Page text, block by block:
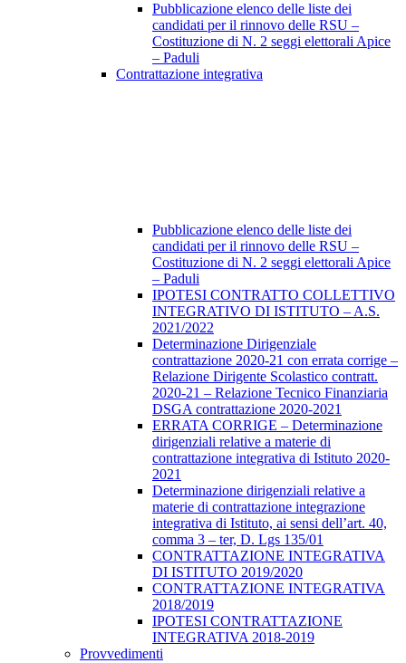
Pubblicazione elenco delle liste dei
candidati per il rinnovo delle RSU –
Costituzione di N. 2 seggi elettorali Apice
– Paduli
Contrattazione integrativa
Pubblicazione elenco delle liste dei
candidati per il rinnovo delle RSU –
Costituzione di N. 2 seggi elettorali Apice
– Paduli
IPOTESI CONTRATTO COLLETTIVO
INTEGRATIVO DI ISTITUTO – A.S.
2021/2022
Determinazione Dirigenziale
contrattazione 2020-21 con errata corrige –
Relazione Dirigente Scolastico contratt.
2020-21 – Relazione Tecnico Finanziaria
DSGA contrattazione 2020-2021
ERRATA CORRIGE – Determinazione
dirigenziali relative a materie di
contrattazione integrativa di Istituto 2020-
2021
Determinazione dirigenziali relative a
materie di contrattazione integrazione
integrativa di Istituto, ai sensi dell’art. 40,
comma 3 – ter, D. Lgs 135/01
CONTRATTAZIONE INTEGRATIVA
DI ISTITUTO 2019/2020
CONTRATTAZIONE INTEGRATIVA
2018/2019
IPOTESI CONTRATTAZIONE
INTEGRATIVA 2018-2019
Provvedimenti